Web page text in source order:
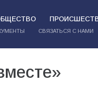
СВЯЗАТЬСЯ С НАМИ